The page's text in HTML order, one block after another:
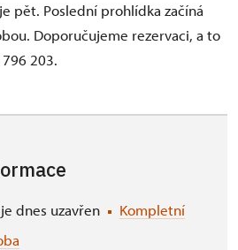
pět. Poslední prohlídka začíná
Doporučujeme rezervaci, a to
203.
dnes uzavřen
Kompletní